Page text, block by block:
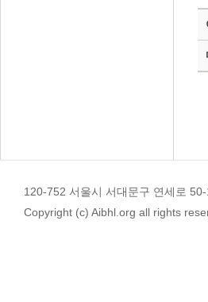
120-752 서울시 서대문구 연세로
Copyright (c) Aibhl.org all rights